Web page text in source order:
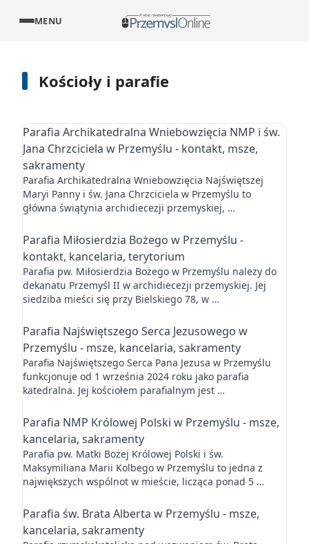
MENU
Kościoły i parafie
Parafia Archikatedralna Wniebowzięcia NMP i św.
Jana Chrzciciela w Przemyślu - kontakt, msze,
sakramenty
Parafia Archikatedralna Wniebowzięcia Najświętszej
Maryi Panny i św. Jana Chrzciciela w Przemyślu to
główna świątynia archidiecezji przemyskiej, …
Parafia Miłosierdzia Bożego w Przemyślu -
kontakt, kancelaria, terytorium
Parafia pw. Miłosierdzia Bożego w Przemyślu należy do
dekanatu Przemyśl II w archidiecezji przemyskiej. Jej
siedziba mieści się przy Bielskiego 78, w …
Parafia Najświętszego Serca Jezusowego w
Przemyślu - msze, kancelaria, sakramenty
Parafia Najświętszego Serca Pana Jezusa w Przemyślu
funkcjonuje od 1 września 2024 roku jako parafia
katedralna. Jej kościołem parafialnym jest …
Parafia NMP Królowej Polski w Przemyślu - msze,
kancelaria, sakramenty
Parafia pw. Matki Bożej Królowej Polski i św.
Maksymiliana Marii Kolbego w Przemyślu to jedna z
największych wspólnot w mieście, licząca ponad 5 …
Parafia św. Brata Alberta w Przemyślu - msze,
kancelaria, sakramenty